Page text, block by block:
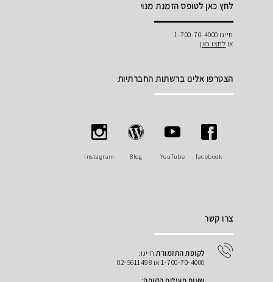
לחץ כאן לטופס הזמנת מנוי
לחצו כאן
הצטרפו אלינו ברשתות החברתיות
YouTube
Blog
Instagram
לקופת התזמורתחייגו:
1-700-70-4000 או 02-5611498